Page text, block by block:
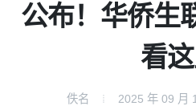
公布！华侨生
看
佚名 2025 年 09 月